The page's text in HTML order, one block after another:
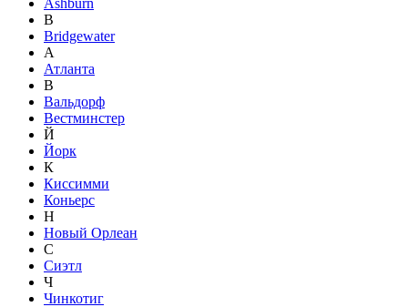
B
Bridgewater
А
Атланта
В
Вальдорф
Вестминстер
Й
Йорк
К
Киссимми
Коньерс
Н
Новый Орлеан
С
Сиэтл
Ч
Чинкотиг